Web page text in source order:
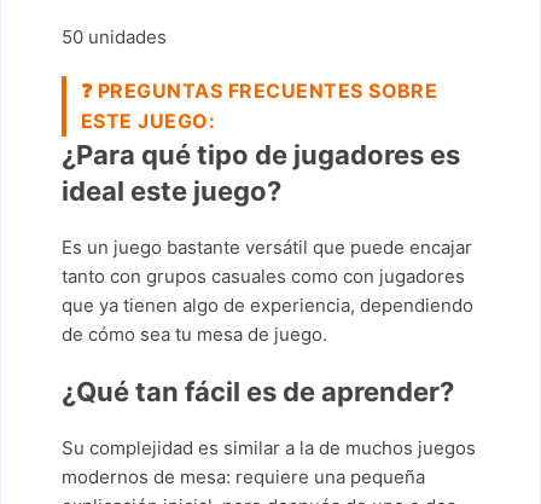
50 unidades
❓ PREGUNTAS FRECUENTES SOBRE
ESTE JUEGO:
¿Para qué tipo de jugadores es
ideal este juego?
Es un juego bastante versátil que puede encajar
tanto con grupos casuales como con jugadores
que ya tienen algo de experiencia, dependiendo
de cómo sea tu mesa de juego.
¿Qué tan fácil es de aprender?
Su complejidad es similar a la de muchos juegos
modernos de mesa: requiere una pequeña